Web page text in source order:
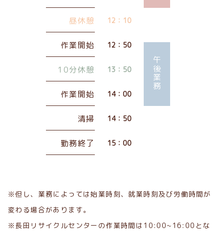
昼休憩 12：10
作業開始 12：50
10分休憩 13：50
作業開始 14：00
清掃 14：50
勤務終了 15：00
午後業務
※但し、業務によっては始業時刻、就業時刻及び労働時間が
変わる場合があります。
※長田リサイクルセンターの作業時間は10:00~16:00とな